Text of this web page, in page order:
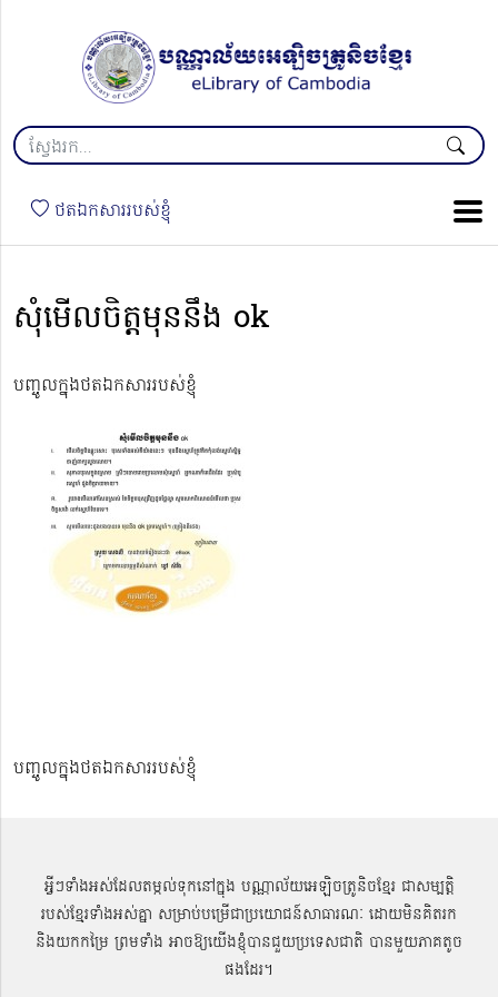
ថតឯកសាររបស់ខ្ញុំ
សុំមើលចិត្តមុននឹង ok
បញ្ចូលក្នុងថតឯកសាររបស់ខ្ញុំ
បញ្ចូលក្នុងថតឯកសាររបស់ខ្ញុំ
អ្វីៗទាំងអស់ដែលតម្កល់ទុកនៅក្នុង បណ្ណាល័យអេឡិចត្រូនិចខ្មែរ ជាសម្បតិ្ត
របស់ខ្មែរទាំងអស់គ្នា សម្រាប់បម្រើជាប្រយោជន៍សាធារណៈ ដោយមិនគិតរក
និងយកកម្រៃ ព្រមទាំង អាចឱ្យយើងខ្ញុំបានជួយប្រទេសជាតិ បានមួយភាគតូច
ផងដែរ។